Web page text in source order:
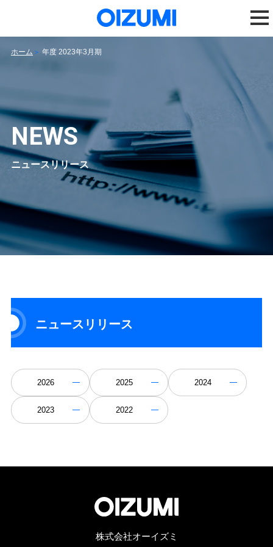
ホーム 年度 2023年3月期
NEWS
ニュースリリース
ニュースリリース
2026 2025 2024
2023 2022
株式会社オーイズミ